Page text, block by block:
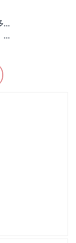
上海宝山写字楼租赁很新租金多少？如何按企业规模精确选址？
上海商务楼出租很新行情如何？租赁时如何避免隐形陷阱？